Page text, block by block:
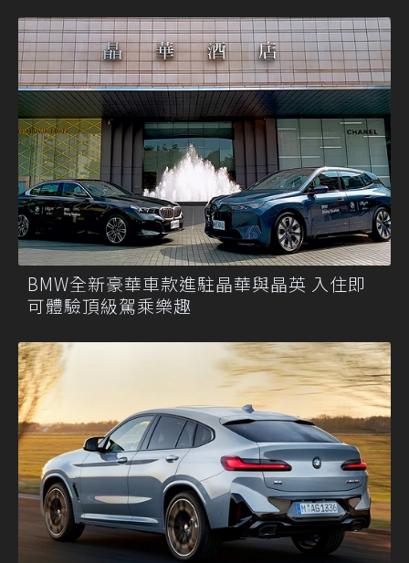
BMW全新豪華車款進駐晶華與晶英 入住即
可體驗頂級駕乘樂趣